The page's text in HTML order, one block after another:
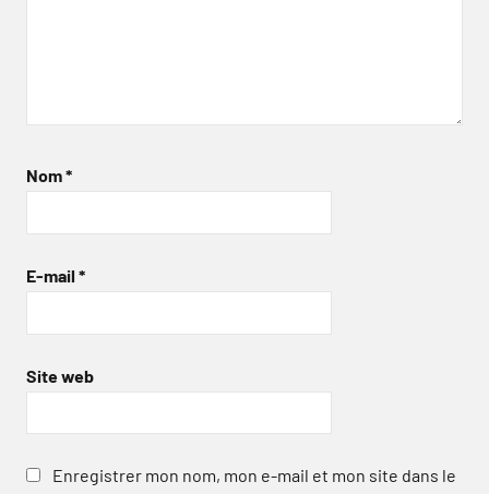
Nom*
E-mail *
Site web
Enregistrer mon nom, mon e-mail et mon site dans le